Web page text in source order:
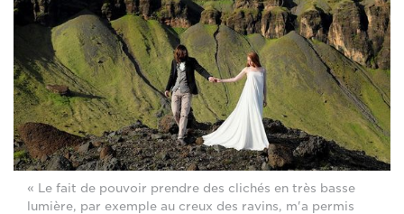
« Le fait de pouvoir prendre des clichés en très basse
lumière, par exemple au creux des ravins, m'a permis